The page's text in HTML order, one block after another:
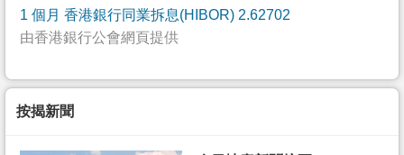
1 個月 香港銀行同業拆息(HIBOR) 2.62702
由香港銀行公會網頁提供
按揭新聞